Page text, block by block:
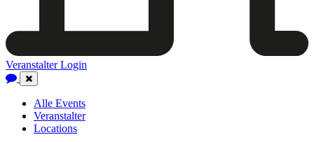
Veranstalter Login
Close
Navigation
Alle Events
Veranstalter
Locations